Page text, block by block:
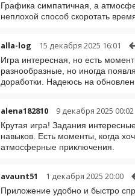
Графика симпатичная, а
неплохой способ скоротать
alla-log 15 декабря 2025 16:01
Игра интересная, но есть
разнообразные, но иногда
доработки. Надеюсь на
alena182810 9 декабря 2025 00:02
Крутая игра! Задания
навыков. Есть моменты, когда
атмосферные приключения.
avaunt51 1 декабря 2025 20:00
Приложение удобно и быстро